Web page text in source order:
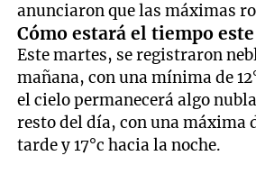
anunciaron que las máximas
Cómo estará el tiempo
Este martes, se registraron
mañana, con una mínima de
el cielo permanecerá algo
resto del día, con una máxima
tarde y 17°c hacia la noche.